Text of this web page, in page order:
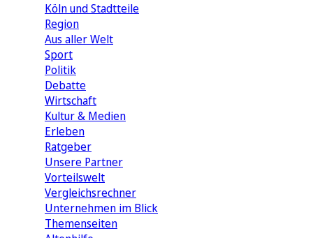
Köln und Stadtteile
Region
Aus aller Welt
Sport
Politik
Debatte
Wirtschaft
Kultur & Medien
Erleben
Ratgeber
Unsere Partner
Vorteilswelt
Vergleichsrechner
Unternehmen im Blick
Themenseiten